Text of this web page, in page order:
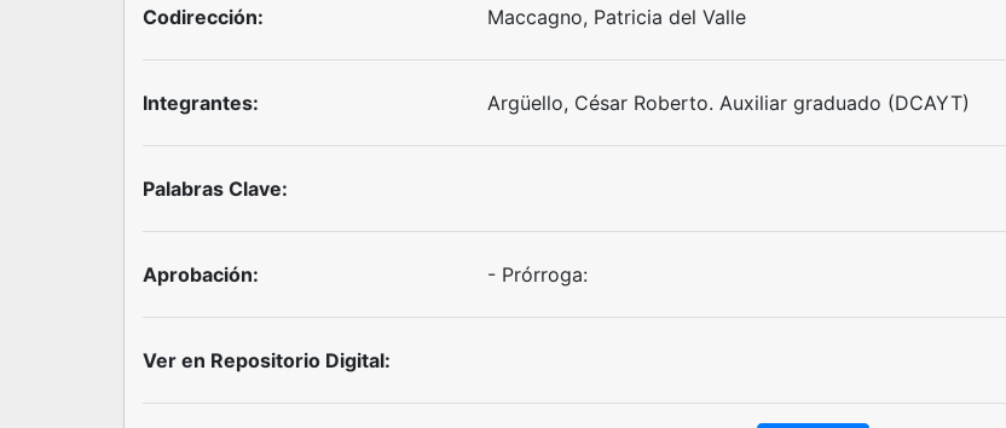
Codirección: Maccagno, Patricia del Valle
Integrantes: Argüello, César Roberto. Auxiliar graduado (DCAYT)
Palabras Clave:
Aprobación: - Prórroga:
Ver en Repositorio Digital: